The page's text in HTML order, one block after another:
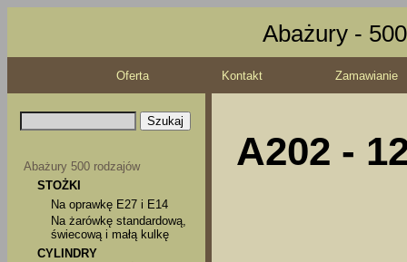
Abażury -
Oferta Kontakt Zamawianie
Abażury 500 rodzajów
STOŻKI
Na oprawkę E27 i E14
Na żarówkę standardową,
świecową i małą kulkę
CYLINDRY
A202 -